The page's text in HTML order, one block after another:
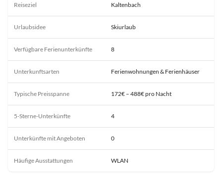
Reiseziel Kaltenbach
Urlaubsidee Skiurlaub
Verfügbare Ferienunterkünfte 8
Unterkunftsarten Ferienwohnungen & Ferienhäuser
Typische Preisspanne 172€ – 488€ pro Nacht
5-Sterne-Unterkünfte 4
Unterkünfte mit Angeboten 0
Häufige Ausstattungen WLAN